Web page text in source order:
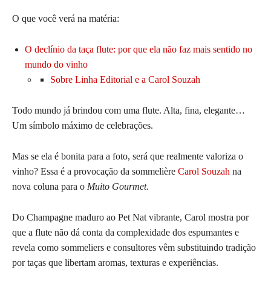
O que você verá na matéria:
O declínio da taça flute: por que ela não faz mais sentido no
mundo do vinho
Sobre Linha Editorial e a Carol Souzah
Todo mundo já brindou com uma flute. Alta, fina, elegante…
Um símbolo máximo de celebrações.
Mas se ela é bonita para a foto, será que realmente valoriza o
vinho? Essa é a provocação da sommelière Carol Souzah na
nova coluna para o Muito Gourmet.
Do Champagne maduro ao Pet Nat vibrante, Carol mostra por
que a flute não dá conta da complexidade dos espumantes e
revela como sommeliers e consultores vêm substituindo tradição
por taças que libertam aromas, texturas e experiências.